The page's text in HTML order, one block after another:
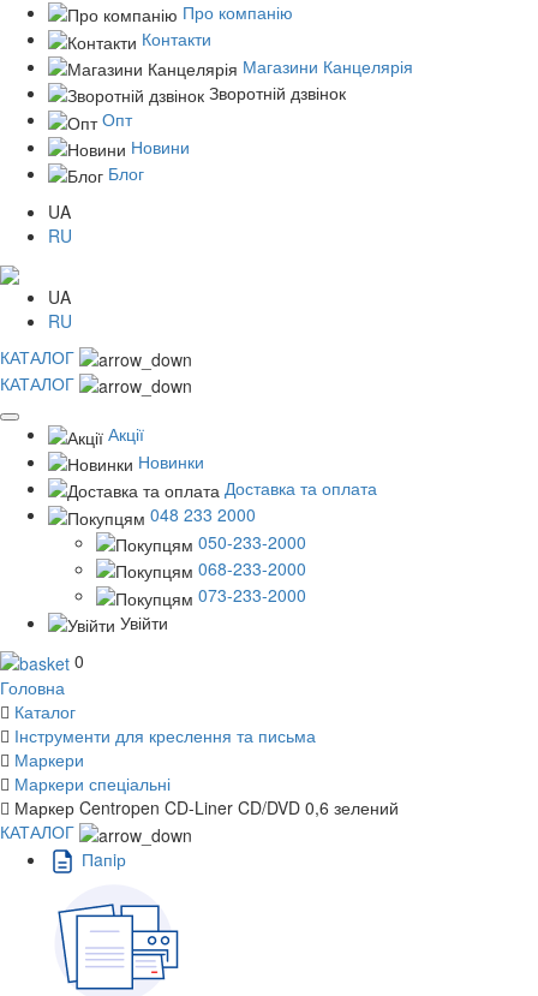
Про компанію
Контакти
Магазини Канцелярія
Зворотній дзвінок
Опт
Новини
Блог
UA
RU
UA
RU
КАТАЛОГ
КАТАЛОГ
Акції
Новинки
Доставка та оплата
048 233 2000
050-233-2000
068-233-2000
073-233-2000
Увійти
0
Головна
Каталог
Інструменти для креслення та письма
Маркери
Маркери спеціальні
Маркер Centropen CD-Liner CD/DVD 0,6 зелений
КАТАЛОГ
Пaпiр